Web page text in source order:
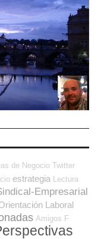
de Negocio Twitter
estrategia
Lectura
Empresarial
Laboral
Amigos F